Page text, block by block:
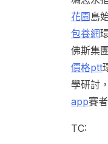
花園島
包養網
佛斯集
價格ptt
學研討，
app賽者
TC: